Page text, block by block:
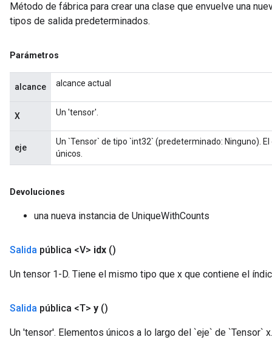
Método de fábrica para crear una clase que envuelve una
tipos de salida predeterminados.
Parámetros
alcance alcance actual
X Un 'tensor'.
eje
Un `Tensor` de tipo `int32` (predeterminado: Ninguno).
únicos.
Devoluciones
una nueva instancia de UniqueWithCounts
Salida pública <V> idx ()
Un tensor 1-D. Tiene el mismo tipo que x que contiene el
Salida pública <T> y ()
Un 'tensor'. Elementos únicos a lo largo del `eje` de `Tensor` x.